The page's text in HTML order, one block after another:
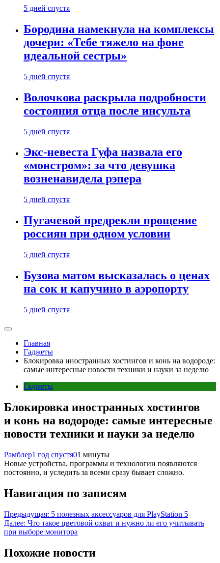
5 дней спустя
Бородина намекнула на комплексы
дочери: «Тебе тяжело на фоне
идеальной сестры»
5 дней спустя
Волочкова раскрыла подробности
состояния отца после инсульта
5 дней спустя
Экс-невеста Гуфа назвала его
«монстром»: за что девушка
возненавидела рэпера
5 дней спустя
Пугачевой предрекли прощение
россиян при одном условии
5 дней спустя
Бузова матом высказалась о ценах
на сок и капучино в аэропорту
5 дней спустя
Главная
Гаджеты
Блокировка иностранных хостингов и конь на водороде:
самые интересные новости техники и науки за неделю
Гаджеты
Блокировка иностранных хостингов
и конь на водороде: самые интересные
новости техники и науки за неделю
Рамблер1 год спустя01 минуты
Новые устройства, программы и технологии появляются
постоянно, и уследить за всеми сразу бывает сложно.
Навигация по записям
Предыдущая: 5 полезных аксессуаров для PlayStation 5
Далее: Что такое цветовой охват и нужно ли его учитывать
при выборе монитора
Похожие новости